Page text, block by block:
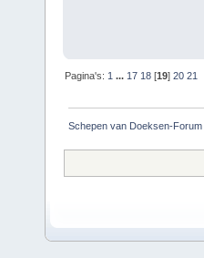
Pagina's: 1 ... 17 18 [19]20 21
Schepen van Doeksen-Forum